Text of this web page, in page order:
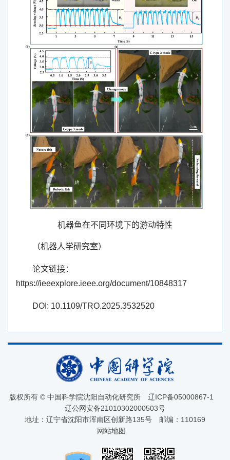
机器鱼在不同环境下的游动特性
（机器人学研究室）
论文链接：
https://ieeexplore.ieee.org/document/10848317
DOI: 10.1109/TRO.2025.3532520
版权所有 © 中国科学院沈阳自动化研究所 辽ICP备05000867-1
辽公网安备21010302000503号
地址：辽宁省沈阳市浑南区创新路135号 邮编：110169
网站地图